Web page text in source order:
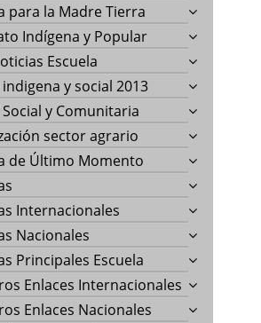
para la Madre Tierra
Indígena y Popular
Escuela
y social 2013
y Comunitaria
sector agrario
de Último Momento
Internacionales
Nacionales
Principales Escuela
Enlaces Internacionales
Enlaces Nacionales